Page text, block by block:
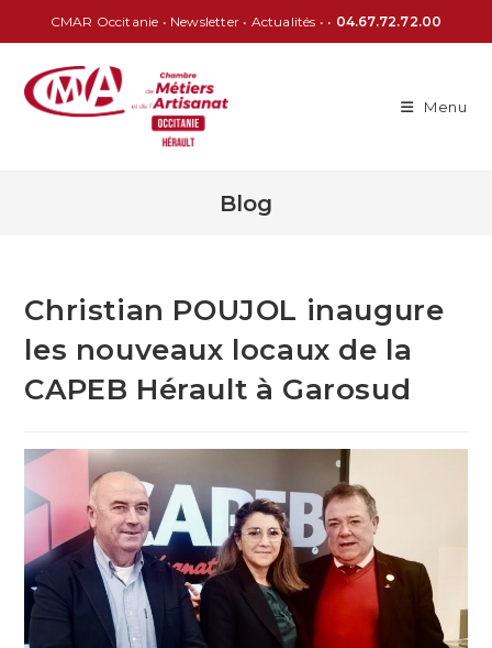
CMAR Occitanie • Newsletter • Actualités • • 04.67.72.72.00
Menu
Blog
Christian POUJOL inaugure
les nouveaux locaux de la
CAPEB Hérault à Garosud